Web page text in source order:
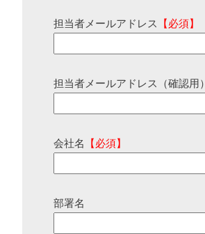
担当者メールアドレス 【必須】
担当者メールアドレス（確認用）
会社名 【必須】
部署名